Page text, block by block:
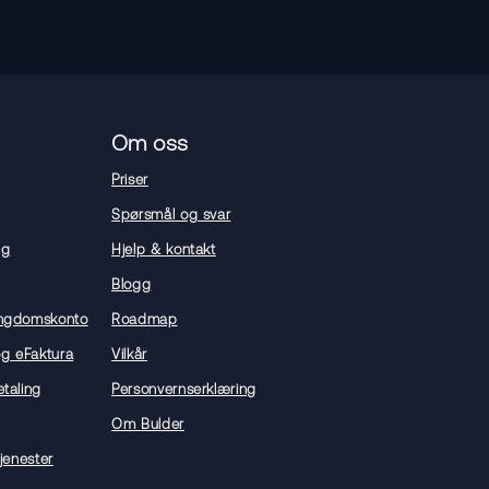
eFaktura
Om oss
Priser
Spørsmål og svar
Hjelp & kontakt
Blogg
Roadmap
Vilkår
Personvernserklæring
Om Bulder